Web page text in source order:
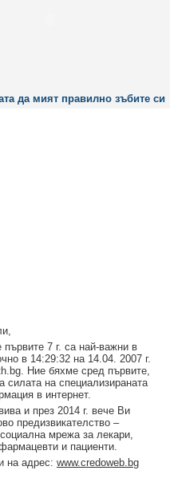
да мият правилно зъбите си
първите 7 г. са най-важни в
в 14:29:32 на 14.04. 2007 г.
Ние бяхме сред първите,
силата на специализираната
в интернет.
и през 2014 г. вече Ви
предизвикателство –
мрежа за лекари,
и пациенти.
на адрес: www.credoweb.bg